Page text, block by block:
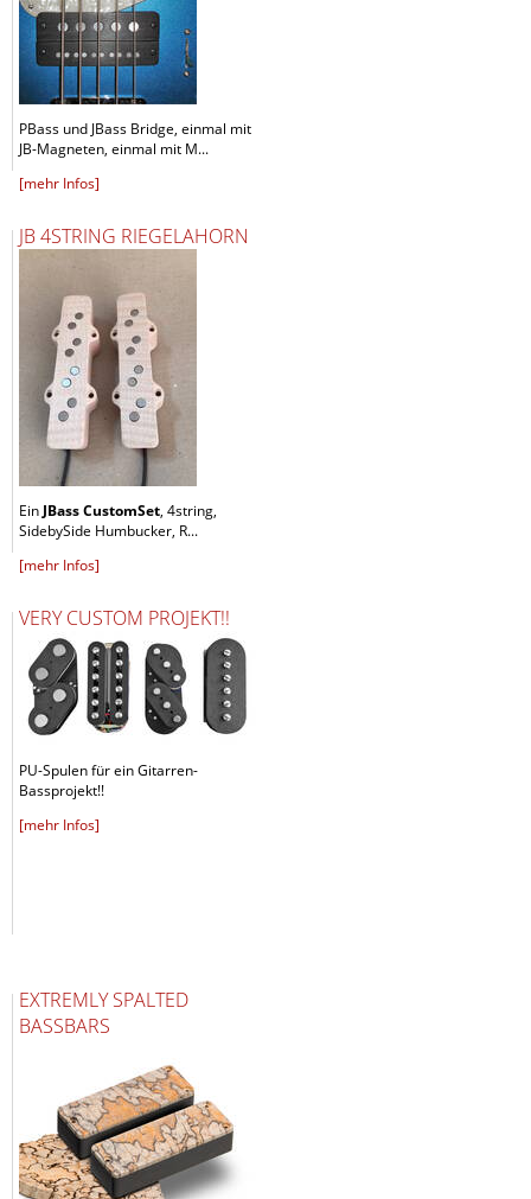
PBass und JBass Bridge, einmal mit
JB-Magneten, einmal mit M...
[mehr Infos]
JB 4STRING RIEGELAHORN
EinJBass CustomSet, 4string,
SidebySide Humbucker, R...
[mehr Infos]
VERY CUSTOM PROJEKT!!
PU-Spulen für ein Gitarren-
Bassprojekt!!
[mehr Infos]
EXTREMLY SPALTED
BASSBARS